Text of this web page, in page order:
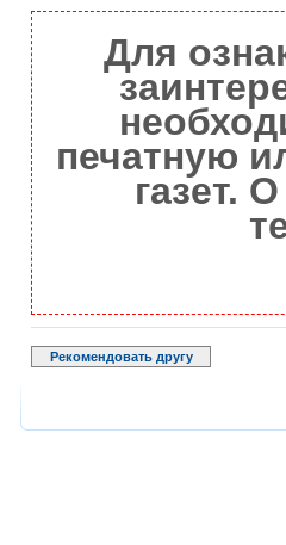
Для
печатную
газет.
Рекомендовать другу